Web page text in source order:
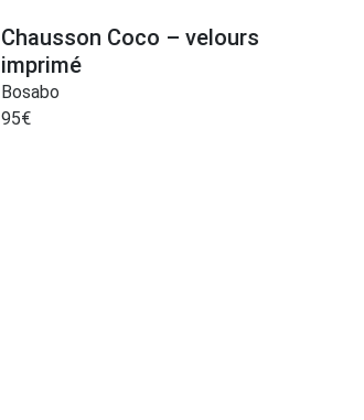
Chausson Coco – velours
imprimé
Bosabo
95€